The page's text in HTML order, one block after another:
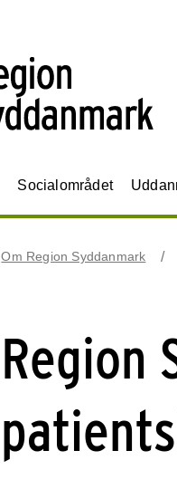
Socialområdet
Om Region Syddanmark
Region